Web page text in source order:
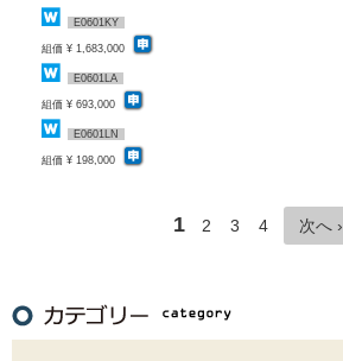
E0601KY
組価 ¥ 1,683,000
E0601LA
組価 ¥ 693,000
E0601LN
組価 ¥ 198,000
1 2 3 4 次へ ›